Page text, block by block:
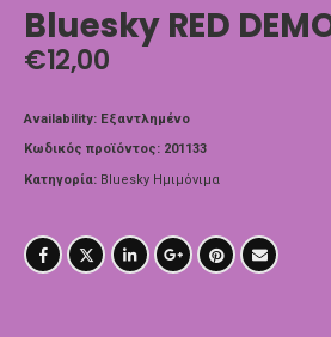
Bluesky RED
€12,00
Availability: Εξαντλημένο
Κωδικός προϊόντος: 201133
Κατηγορία: Bluesky Ημιμόνιμα